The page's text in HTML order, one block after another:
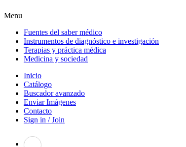
Menu
Fuentes del saber médico
Instrumentos de diagnóstico e investigación
Terapias y práctica médica
Medicina y sociedad
Inicio
Catálogo
Buscador avanzado
Enviar Imágenes
Contacto
Sign in / Join